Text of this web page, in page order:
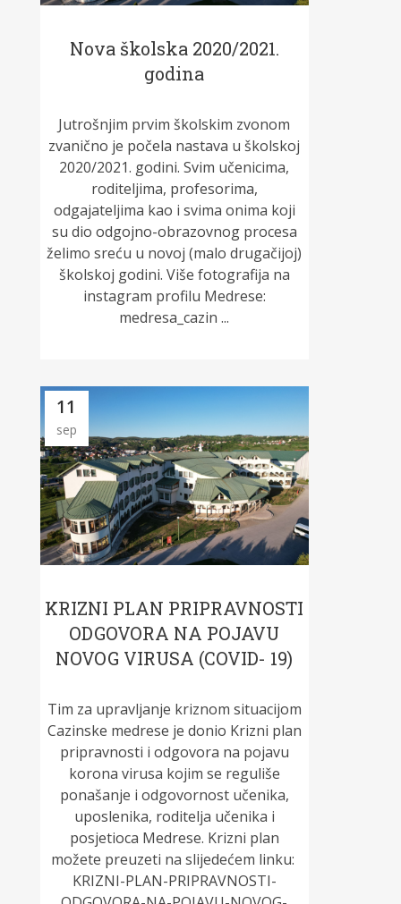
Nova školska 2020/2021.
godina
Jutrošnjim prvim školskim zvonom
zvanično je počela nastava u školskoj
2020/2021. godini. Svim učenicima,
roditeljima, profesorima,
odgajateljima kao i svima onima koji
su dio odgojno-obrazovnog procesa
želimo sreću u novoj (malo drugačijoj)
školskoj godini. Više fotografija na
instagram profilu Medrese:
medresa_cazin ...
11
sep
KRIZNI PLAN PRIPRAVNOSTI
ODGOVORA NA POJAVU
NOVOG VIRUSA (COVID- 19)
Tim za upravljanje kriznom situacijom
Cazinske medrese je donio Krizni plan
pripravnosti i odgovora na pojavu
korona virusa kojim se reguliše
ponašanje i odgovornost učenika,
uposlenika, roditelja učenika i
posjetioca Medrese. Krizni plan
možete preuzeti na slijedećem linku:
KRIZNI-PLAN-PRIPRAVNOSTI-